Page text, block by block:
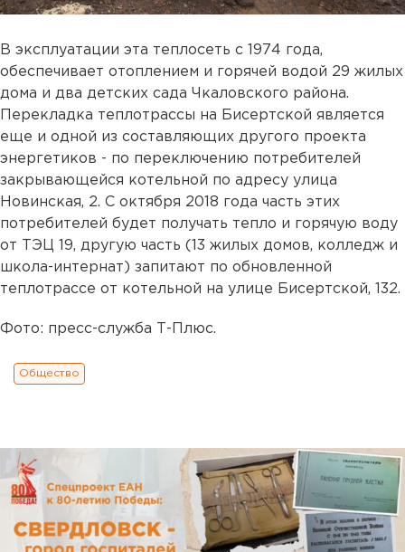
В эксплуатации эта теплосеть с 1974 года,
обеспечивает отоплением и горячей водой 29 жилых
дома и два детских сада Чкаловского района.
Перекладка теплотрассы на Бисертской является
еще и одной из составляющих другого проекта
энергетиков - по переключению потребителей
закрывающейся котельной по адресу улица
Новинская, 2. С октября 2018 года часть этих
потребителей будет получать тепло и горячую воду
от ТЭЦ 19, другую часть (13 жилых домов, колледж и
школа-интернат) запитают по обновленной
теплотрассе от котельной на улице Бисертской, 132.
Фото: пресс-служба Т-Плюс.
Общество